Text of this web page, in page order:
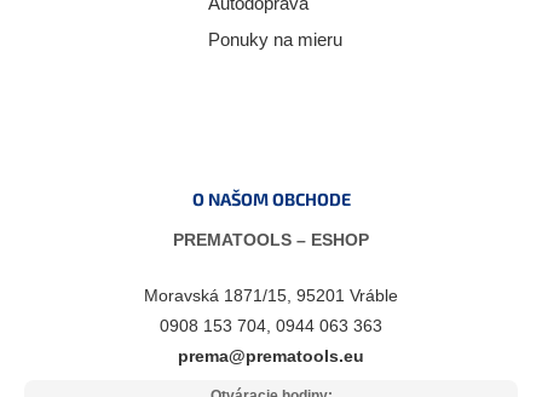
Ponuky na mieru
O NAŠOM OBCHODE
PREMATOOLS – ESHOP
Moravská 1871/15, 95201 Vráble
0908 153 704, 0944 063 363
prema@prematools.eu